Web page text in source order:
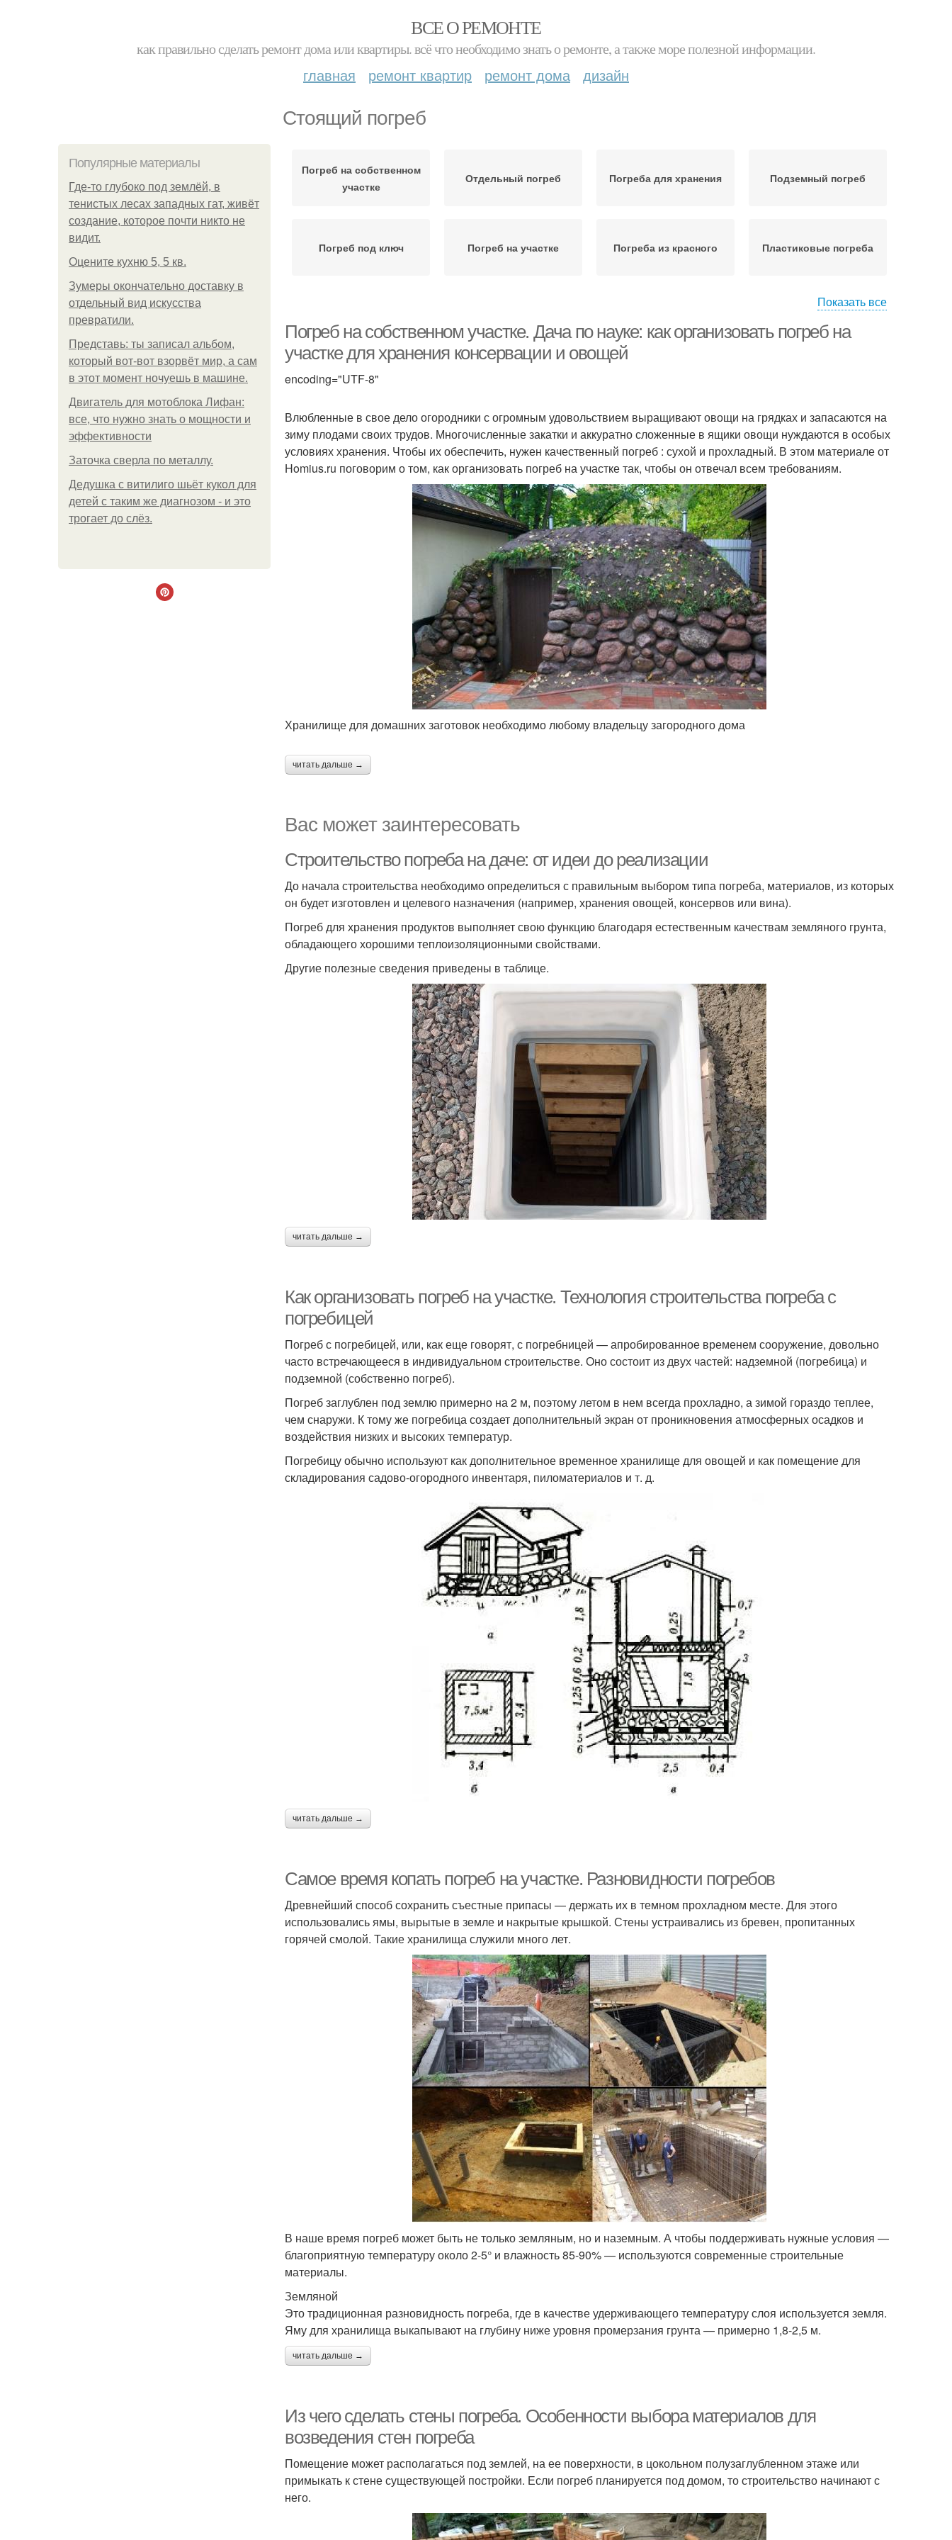
ВСЕ О РЕМОНТЕ
как правильно сделать ремонт дома или квартиры. всё что необходимо знать о ремонте, а также море полезной информации.
главная ремонт квартир ремонт дома дизайн
Стоящий погреб
Популярные материалы
Где-то глубоко под землёй, в
тенистых лесах западных гат, живёт
создание, которое почти никто не
видит.
Оцените кухню 5, 5 кв.
Зумеры окончательно доставку в
отдельный вид искусства
превратили.
Представь: ты записал альбом,
который вот-вот взорвёт мир, а сам
в этот момент ночуешь в машине.
Двигатель для мотоблока Лифан:
все, что нужно знать о мощности и
эффективности
Заточка сверла по металлу.
Дедушка с витилиго шьёт кукол для
детей с таким же диагнозом - и это
трогает до слёз.
Погреб на собственном
участке
Отдельный погреб Погреба для хранения Подземный погреб
Погреб под ключ Погреб на участке Погреба из красного Пластиковые погреба
Показать все
Погреб на собственном участке. Дача по науке: как организовать погреб на
участке для хранения консервации и овощей
encoding="UTF-8"
Влюбленные в свое дело огородники с огромным удовольствием выращивают овощи на грядках и запасаются на
зиму плодами своих трудов. Многочисленные закатки и аккуратно сложенные в ящики овощи нуждаются в особых
условиях хранения. Чтобы их обеспечить, нужен качественный погреб : сухой и прохладный. В этом материале от
Homius.ru поговорим о том, как организовать погреб на участке так, чтобы он отвечал всем требованиям.
Хранилище для домашних заготовок необходимо любому владельцу загородного дома
читать дальше →
Вас может заинтересовать
Строительство погреба на даче: от идеи до реализации
До начала строительства необходимо определиться с правильным выбором типа погреба, материалов, из которых
он будет изготовлен и целевого назначения (например, хранения овощей, консервов или вина).
Погреб для хранения продуктов выполняет свою функцию благодаря естественным качествам земляного грунта,
обладающего хорошими теплоизоляционными свойствами.
Другие полезные сведения приведены в таблице.
читать дальше →
Как организовать погреб на участке. Технология строительства погреба с
погребицей
Погреб с погребицей, или, как еще говорят, с погребницей — апробированное временем сооружение, довольно
часто встречающееся в индивидуальном строительстве. Оно состоит из двух частей: надземной (погребица) и
подземной (собственно погреб).
Погреб заглублен под землю примерно на 2 м, поэтому летом в нем всегда прохладно, а зимой гораздо теплее,
чем снаружи. К тому же погребица создает дополнительный экран от проникновения атмосферных осадков и
воздействия низких и высоких температур.
Погребицу обычно используют как дополнительное временное хранилище для овощей и как помещение для
складирования садово-огородного инвентаря, пиломатериалов и т. д.
читать дальше →
Самое время копать погреб на участке. Разновидности погребов
Древнейший способ сохранить съестные припасы — держать их в темном прохладном месте. Для этого
использовались ямы, вырытые в земле и накрытые крышкой. Стены устраивались из бревен, пропитанных
горячей смолой. Такие хранилища служили много лет.
В наше время погреб может быть не только земляным, но и наземным. А чтобы поддерживать нужные условия —
благоприятную температуру около 2-5° и влажность 85-90% — используются современные строительные
материалы.
Земляной
Это традиционная разновидность погреба, где в качестве удерживающего температуру слоя используется земля.
Яму для хранилища выкапывают на глубину ниже уровня промерзания грунта — примерно 1,8-2,5 м.
читать дальше →
Из чего сделать стены погреба. Особенности выбора материалов для
возведения стен погреба
Помещение может располагаться под землей, на ее поверхности, в цокольном полузаглубленном этаже или
примыкать к стене существующей постройки. Если погреб планируется под домом, то строительство начинают с
него.